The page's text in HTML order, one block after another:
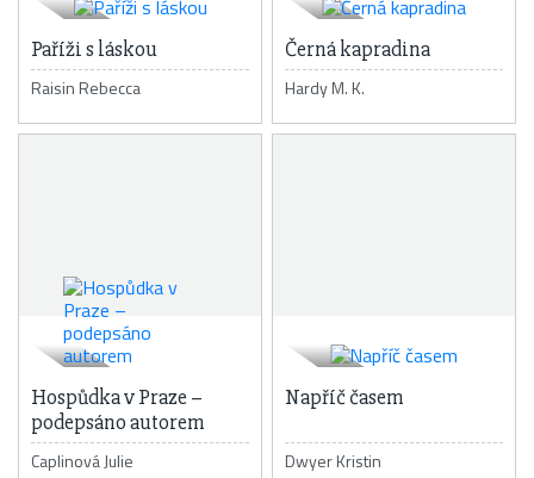
Paříži s láskou
Raisin Rebecca
Černá kapradina
Hardy M. K.
Hospůdka v Praze –
podepsáno autorem
Caplinová Julie
Napříč časem
Dwyer Kristin